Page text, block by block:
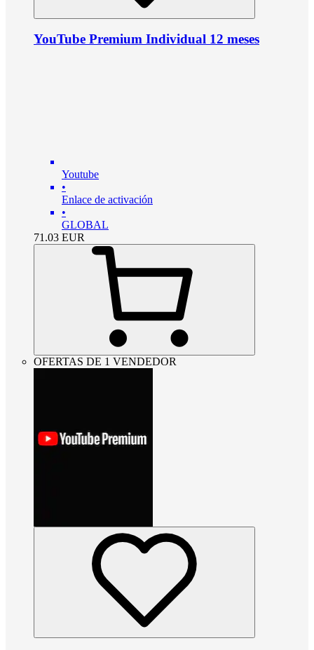
YouTube Premium Individual 12 meses
Youtube
•
Enlace de activación
•
GLOBAL
71.03 EUR
OFERTAS DE 1 VENDEDOR